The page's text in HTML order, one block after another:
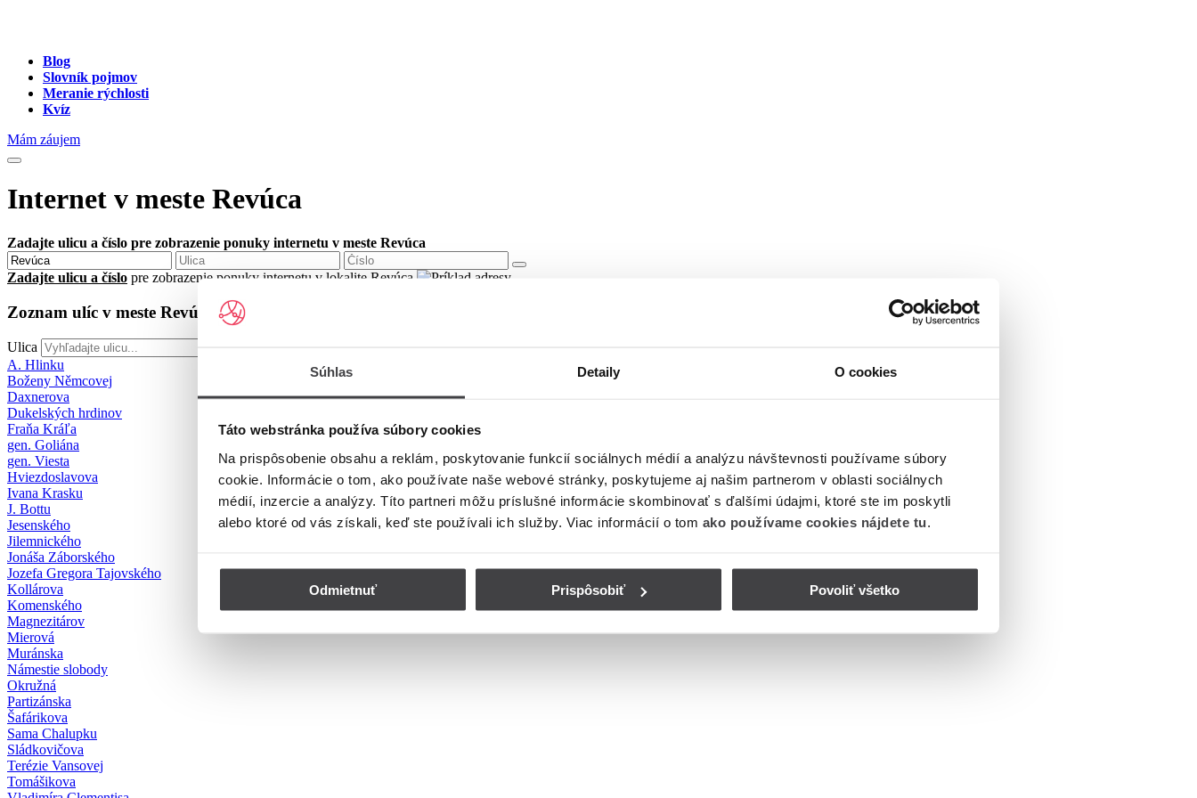
Súhlas Detaily O cookies
Táto webstránka používa súbory cookies
Na prispôsobenie obsahu a reklám, poskytovanie funkcií sociálnych médií a analýzu návštevnosti používame súbory
cookie. Informácie o tom, ako používate naše webové stránky, poskytujeme aj našim partnerom v oblasti sociálnych
médií, inzercie a analýzy. Títo partneri môžu príslušné informácie skombinovať s ďalšími údajmi, ktoré ste im poskytli
alebo ktoré od vás získali, keď ste používali ich služby. Viac informácií o tom ako používame cookies nájdete tu.
Odmietnuť Prispôsobiť Povoliť všetko
Blog
Slovník pojmov
Meranie rýchlosti
Kvíz
Mám záujem
Internet v meste Revúca
Zadajte ulicu a číslo pre zobrazenie ponuky internetu v meste Revúca
Zadajte ulicu a číslo pre zobrazenie ponuky internetu v lokalite Revúca
Zoznam ulíc v meste Revúca
Ulica
A. Hlinku
Boženy Němcovej
Daxnerova
Dukelských hrdinov
Fraňa Kráľa
gen. Goliána
gen. Viesta
Hviezdoslavova
Ivana Krasku
J. Bottu
Jesenského
Jilemnického
Jonáša Záborského
Jozefa Gregora Tajovského
Kollárova
Komenského
Magnezitárov
Mierová
Muránska
Námestie slobody
Okružná
Partizánska
Šafárikova
Sama Chalupku
Sládkovičova
Terézie Vansovej
Tomášikova